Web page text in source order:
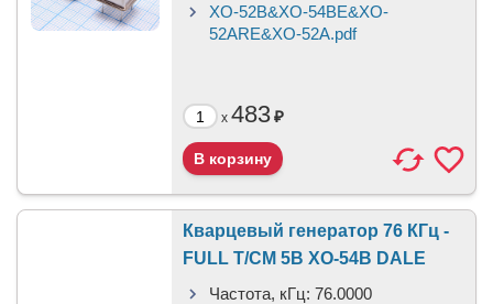
XO-52B&XO-54BE&XO-
52ARE&XO-52A.pdf
x 483₽
Кварцевый генератор 76 КГц -
FULL T/CM 5В XO-54B DALE
Частота, кГц: 76.0000